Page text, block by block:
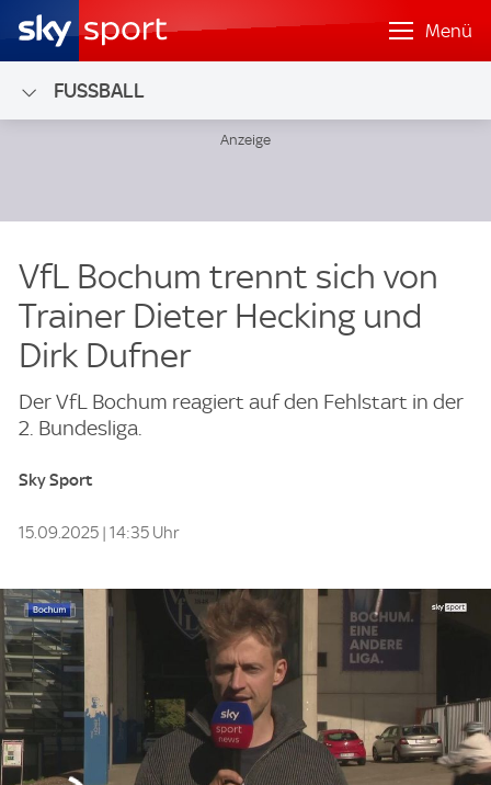
Menü
FUSSBALL
VfL Bochum trennt sich von
Trainer Dieter Hecking und
Dirk Dufner
Der VfL Bochum reagiert auf den Fehlstart in der
2. Bundesliga.
Sky Sport
15.09.2025 | 14:35 Uhr